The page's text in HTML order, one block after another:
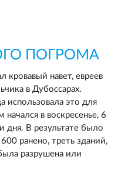
ПОГРОМА
кровавый навет, евреев
в Дубоссарах.
использовала это для
в воскресенье, 6
дня. В результате было
ранено, треть зданий,
разрушена или